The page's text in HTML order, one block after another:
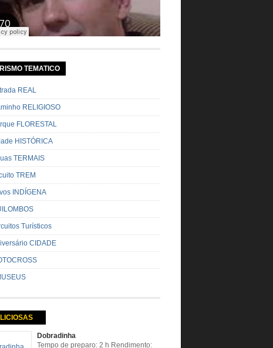
TEMATICO
REAL
RELIGIOSO
FLORESTAL
HISTÓRICA
TERMAIS
TREM
INDÍGENA
Turísticos
CIDADE
Dobradinha
Tempo de preparo: 2 h Rendimento: